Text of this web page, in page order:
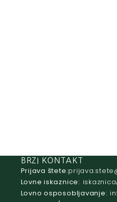
BRZI KONTAKT
Prijava štete:
Lovne iskaznice:
Lovno osposobljavanje: